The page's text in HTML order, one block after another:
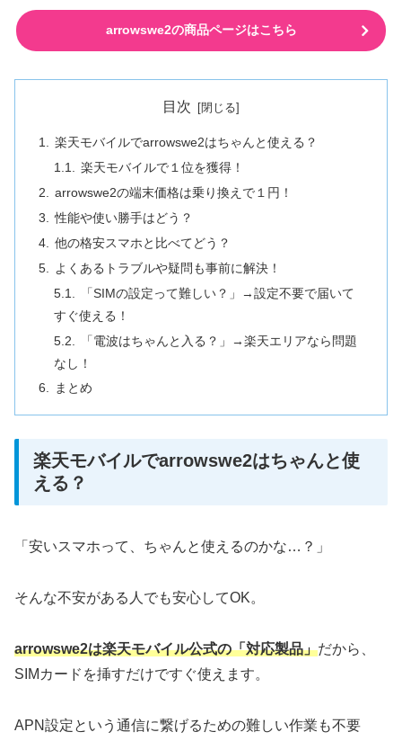
arrowswe2の商品ページはこちら
目次
楽天モバイルでarrowswe2はちゃんと使える？
楽天モバイルで１位を獲得！
arrowswe2の端末価格は乗り換えで１円！
性能や使い勝手はどう？
他の格安スマホと比べてどう？
よくあるトラブルや疑問も事前に解決！
「SIMの設定って難しい？」→設定不要で届いて
すぐ使える！
「電波はちゃんと入る？」→楽天エリアなら問題
なし！
まとめ
楽天モバイルでarrowswe2はちゃんと使
える？
「安いスマホって、ちゃんと使えるのかな…？」
そんな不安がある人でも安心してOK。
arrowswe2は楽天モバイル公式の「対応製品」だから、
SIMカードを挿すだけですぐ使えます。
APN設定という通信に繋げるための難しい作業も不要